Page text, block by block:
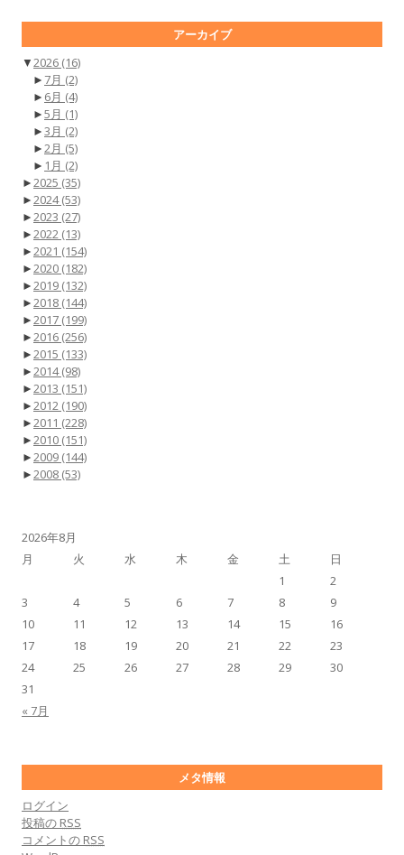
アーカイブ
▼2026 (16)
► 7月 (2)
► 6月 (4)
►5月 (1)
►3月 (2)
►2月 (5)
► 1月 (2)
►2025 (35)
►2024(53)
►2023 (27)
►2022 (13)
►2021 (154)
►2020 (182)
►2019 (132)
►2018 (144)
►2017 (199)
►2016 (256)
►2015 (133)
►2014(98)
►2013 (151)
►2012 (190)
►2011 (228)
►2010 (151)
►2009 (144)
►2008 (53)
2026年8月
月
火 水 木 金 土 日
« 7月
1
2
3
4 5 6 7 8
9
10
11 12 13 14 15
16
17
18 19 20 21 22
23
24
25 26 27 28 29
30
31
メタ情報
ログイン
投稿の RSS
コメントの RSS